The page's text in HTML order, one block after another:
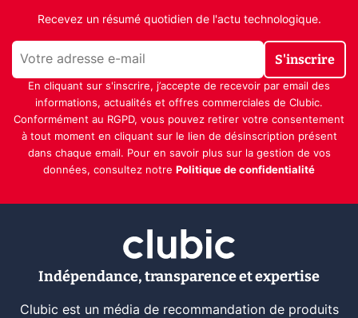
Recevez un résumé quotidien de l'actu technologique.
S'inscrire
En cliquant sur s'inscrire, j’accepte de recevoir par email des
informations, actualités et offres commerciales de Clubic.
Conformément au RGPD, vous pouvez retirer votre consentement
à tout moment en cliquant sur le lien de désinscription présent
dans chaque email. Pour en savoir plus sur la gestion de vos
données, consultez notre Politique de confidentialité
Indépendance, transparence et expertise
Clubic est un média de recommandation de produits